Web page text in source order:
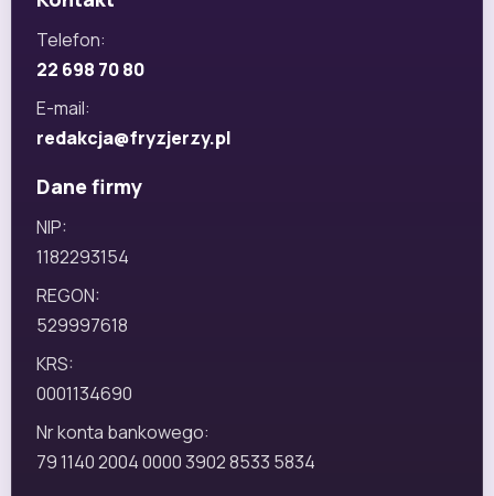
Telefon:
22 698 70 80
E-mail:
redakcja@fryzjerzy.pl
Dane firmy
NIP:
1182293154
REGON:
529997618
KRS:
0001134690
Nr konta bankowego:
79 1140 2004 0000 3902 8533 5834